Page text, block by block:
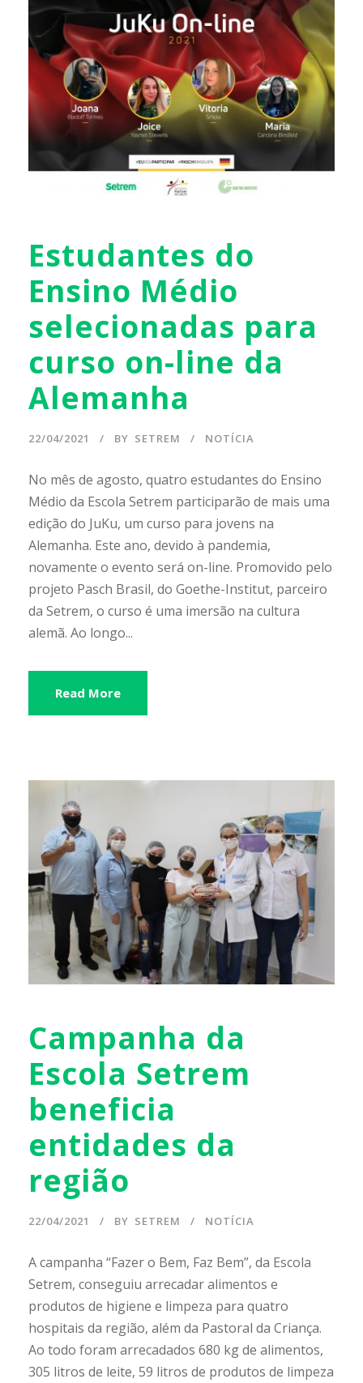
Estudantes do
Ensino Médio
selecionadas para
curso on-line da
Alemanha
22/04/2021 BY SETREM NOTÍCIA
No mês de agosto, quatro estudantes do Ensino
Médio da Escola Setrem participarão de mais uma
edição do JuKu, um curso para jovens na
Alemanha. Este ano, devido à pandemia,
novamente o evento será on-line. Promovido pelo
projeto Pasch Brasil, do Goethe-Institut, parceiro
da Setrem, o curso é uma imersão na cultura
alemã. Ao longo...
Read More
Campanha da
Escola Setrem
beneficia
entidades da
região
22/04/2021 BY SETREM NOTÍCIA
A campanha “Fazer o Bem, Faz Bem”, da Escola
Setrem, conseguiu arrecadar alimentos e
produtos de higiene e limpeza para quatro
hospitais da região, além da Pastoral da Criança.
Ao todo foram arrecadados 680 kg de alimentos,
305 litros de leite, 59 litros de produtos de limpeza